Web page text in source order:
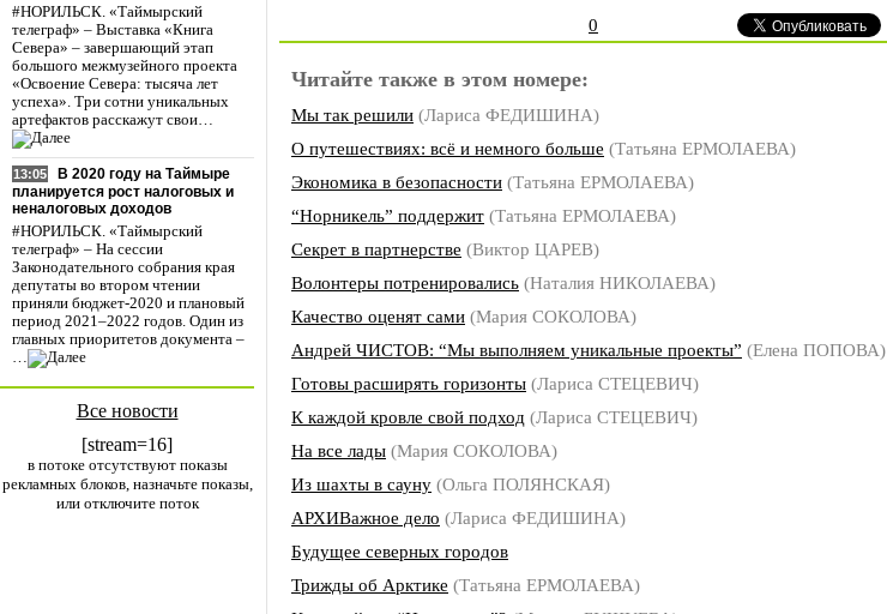
#НОРИЛЬСК. «Таймырский
телеграф» – Выставка «Книга
Севера» – завершающий этап
большого межмузейного проекта
«Освоение Севера: тысяча лет
успеха». Три сотни уникальных
артефактов расскажут свои…
13:05
В 2020 году на Таймыре
планируется рост налоговых и
неналоговых доходов
#НОРИЛЬСК. «Таймырский
телеграф» – На сессии
Законодательного собрания края
депутаты во втором чтении
приняли бюджет-2020 и плановый
период 2021–2022 годов. Один из
главных приоритетов документа –
…
Все новости
[stream=16]
в потоке отсутствуют показы
рекламных блоков, назначьте показы,
или отключите поток
0
Читайте также в этом номере:
Мы так решили (Лариса ФЕДИШИНА)
О путешествиях: всё и немного больше (Татьяна ЕРМОЛАЕВА)
Экономика в безопасности (Татьяна ЕРМОЛАЕВА)
“Норникель” поддержит (Татьяна ЕРМОЛАЕВА)
Секрет в партнерстве (Виктор ЦАРЕВ)
Волонтеры потренировались (Наталия НИКОЛАЕВА)
Качество оценят сами (Мария СОКОЛОВА)
Андрей ЧИСТОВ: “Мы выполняем уникальные проекты” (Елена ПОПОВА)
Готовы расширять горизонты (Лариса СТЕЦЕВИЧ)
К каждой кровле свой подход (Лариса СТЕЦЕВИЧ)
На все лады (Мария СОКОЛОВА)
Из шахты в сауну (Ольга ПОЛЯНСКАЯ)
АРХИВажное дело (Лариса ФЕДИШИНА)
Будущее северных городов
Трижды об Арктике (Татьяна ЕРМОЛАЕВА)